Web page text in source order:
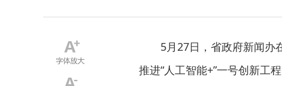
5月27日，省政府新闻办
推进“人工智能+”一号创新工